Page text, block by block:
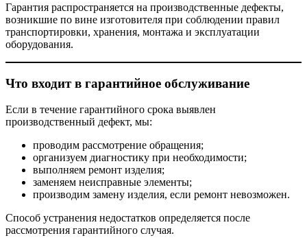
Гарантия распространяется на производственные дефекты,
возникшие по вине изготовителя при соблюдении правил
транспортировки, хранения, монтажа и эксплуатации
оборудования.
Что входит в гарантийное обслуживание
Если в течение гарантийного срока выявлен
производственный дефект, мы:
проводим рассмотрение обращения;
организуем диагностику при необходимости;
выполняем ремонт изделия;
заменяем неисправные элементы;
производим замену изделия, если ремонт невозможен.
Способ устранения недостатков определяется после
рассмотрения гарантийного случая.